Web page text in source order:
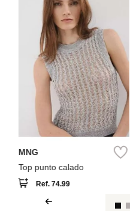
MNG
Top punto calado
Ref.74.99